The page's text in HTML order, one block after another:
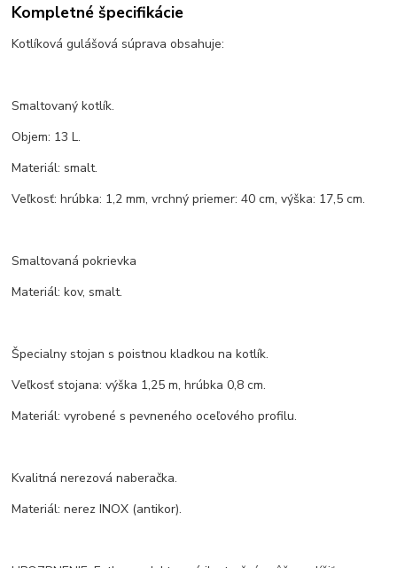
Kompletné špecifikácie
Kotlíková gulášová súprava obsahuje:
Smaltovaný kotlík.
Objem: 13 L.
Materiál: smalt.
Veľkosť: hrúbka: 1,2 mm, vrchný priemer: 40 cm, výška: 17,5 cm.
Smaltovaná pokrievka
Materiál: kov, smalt.
Špecialny stojan s poistnou kladkou na kotlík.
Veľkosť stojana: výška 1,25 m, hrúbka 0,8 cm.
Materiál: vyrobené s pevneného oceľového profilu.
Kvalitná nerezová naberačka.
Materiál: nerez INOX (antikor).